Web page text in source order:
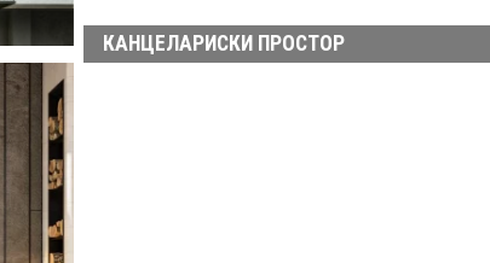
КАНЦЕЛАРИСКИ ПРОСТОР